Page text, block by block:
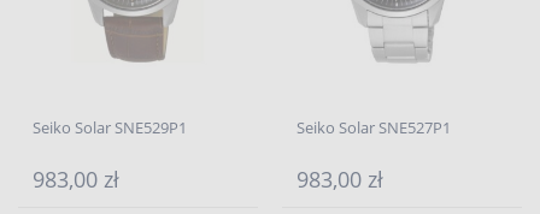
Seiko Solar SNE529P1
983,00 zł
Seiko Solar SNE527P1
983,00 zł